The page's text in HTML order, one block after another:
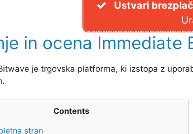
Ustvari
in ocena Immediate
je trgovska platforma, ki izstopa z
Contents
stran